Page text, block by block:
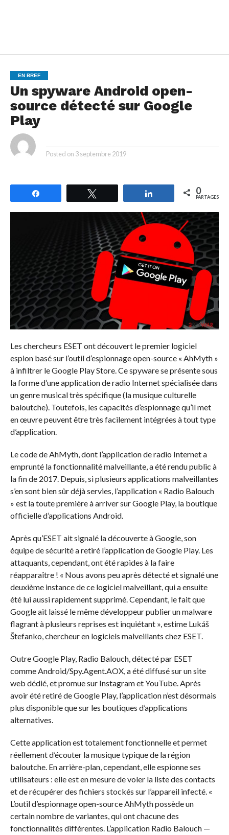
EN BREF
Un spyware Android open-
source détecté sur Google
Play
Posted on 3 septembre 2019
Partagez 0
PARTAGES
Les chercheurs ESET ont découvert le premier logiciel
espion basé sur l’outil d’espionnage open-source « AhMyth »
à infiltrer le Google Play Store. Ce spyware se présente sous
la forme d’une application de radio Internet spécialisée dans
un genre musical très spécifique (la musique culturelle
baloutche). Toutefois, les capacités d’espionnage qu’il met
en œuvre peuvent être très facilement intégrées à tout type
d’application.
Le code de AhMyth, dont l’application de radio Internet a
emprunté la fonctionnalité malveillante, a été rendu public à
la fin de 2017. Depuis, si plusieurs applications malveillantes
s’en sont bien sûr déjà servies, l’application « Radio Balouch
» est la toute première à arriver sur Google Play, la boutique
officielle d’applications Android.
Après qu’ESET ait signalé la découverte à Google, son
équipe de sécurité a retiré l’application de Google Play. Les
attaquants, cependant, ont été rapides à la faire
réapparaître ! « Nous avons peu après détecté et signalé une
deuxième instance de ce logiciel malveillant, qui a ensuite
été lui aussi rapidement supprimé. Cependant, le fait que
Google ait laissé le même développeur publier un malware
flagrant à plusieurs reprises est inquiétant », estime Lukáš
Štefanko, chercheur en logiciels malveillants chez ESET.
Outre Google Play, Radio Balouch, détecté par ESET
comme Android/Spy.Agent.AOX, a été diffusé sur un site
web dédié, et promue sur Instagram et YouTube. Après
avoir été retiré de Google Play, l’application n’est désormais
plus disponible que sur les boutiques d’applications
alternatives.
Cette application est totalement fonctionnelle et permet
réellement d’écouter la musique typique de la région
baloutche. En arrière-plan, cependant, elle espionne ses
utilisateurs : elle est en mesure de voler la liste des contacts
et de récupérer des fichiers stockés sur l’appareil infecté. «
L’outil d’espionnage open-source AhMyth possède un
certain nombre de variantes, qui ont chacune des
fonctionnalités différentes. L’application Radio Balouch —